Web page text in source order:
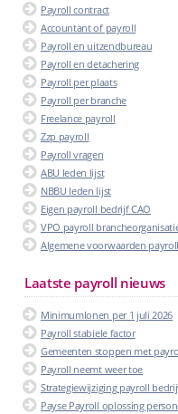
Payroll contract
Accountant of payroll
Payroll en uitzendbureau
Payroll en detachering
Payroll per plaats
Payroll per branche
Freelance payroll
Zzp payroll
Payroll vragen
ABU leden lijst
NBBU leden lijst
Eigen payroll bedrijf CAO
VPO payroll
Algemene voorwaarden
Laatste payroll nieuws
Minimumlonen per 1 juli 2026
Payroll stabiele factor
Gemeenten stoppen met
Payroll neemt weer toe
Strategiewijziging payroll
Payse Payroll oplossing